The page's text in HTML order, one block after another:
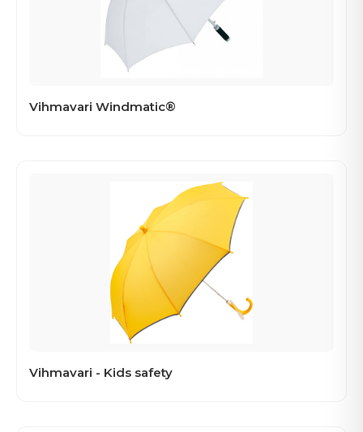
Vihmavari Windmatic®
Vihmavari - Kids safety